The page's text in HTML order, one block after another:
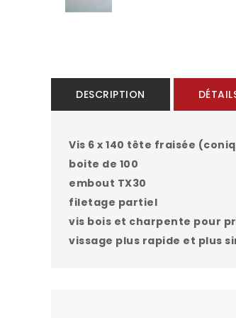
DESCRIPTION
Vis 6 x 140 tête fraisée
boite de 100
embout TX30
filetage partiel
vis bois et charpente pour
vissage plus rapide et plus